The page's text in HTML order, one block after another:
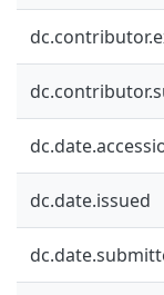
dc.date.issued